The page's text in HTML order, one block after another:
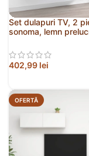
Set dulapuri TV, 2
sonoma, lemn
402,99 lei
OFERTĂ